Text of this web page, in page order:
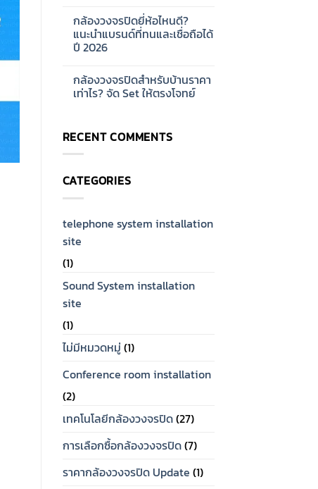
สำหรับ
โรงงาน
ขนาด
ใหญ่
[2026]
on
กล้อง
วงจรปิด
Hikvision
รีวิว
จาก
การ
[2026]
กล้องวงจรปิดยี่ห้อไหนดี?
แนะนำแบรนด์ที่ทนและเชื่อถือได้
ปี 2026
on
กล้อง
วงจรปิด
แนะนำ
แบรนด์
ที่
เชื่อ
ได้
กล้องวงจรปิดสำหรับบ้านราคา
เท่าไร? จัด Set ให้ตรงโจทย์
กล้อง
วงจรปิด
สำหรับ
เท่าไร?
Set
โจทย์
RECENT COMMENTS
CATEGORIES
telephone system installation
site
(1)
Sound System installation
site
(1)
ไม่มีหมวดหมู่ (1)
Conference room installation
(2)
เทคโนโลยีกล้องวงจรปิด(27)
การเลือกซื้อกล้องวงจรปิด(7)
ราคากล้องวงจรปิด Update (1)